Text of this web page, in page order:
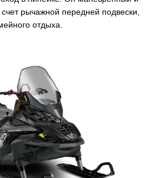
рычажной передней подвески,
отдыха.